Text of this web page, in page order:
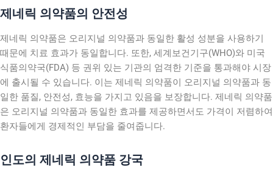
제네릭 의약품의 안전성
제네릭 의약품은 오리지널 의약품과 동일한 활성 성분을 사용하기
때문에 치료 효과가 동일합니다. 또한, 세계보건기구(WHO)와 미국
식품의약국(FDA) 등 권위 있는 기관의 엄격한 기준을 통과해야 시장
에 출시될 수 있습니다. 이는 제네릭 의약품이 오리지널 의약품과 동
일한 품질, 안전성, 효능을 가지고 있음을 보장합니다. 제네릭 의약품
은 오리지널 의약품과 동일한 효과를 제공하면서도 가격이 저렴하여
환자들에게 경제적인 부담을 줄여줍니다.
인도의 제네릭 의약품 강국